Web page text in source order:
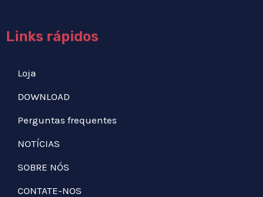
Links rápidos
Loja
DOWNLOAD
Perguntas frequentes
NOTÍCIAS
SOBRE NÓS
CONTATE-NOS